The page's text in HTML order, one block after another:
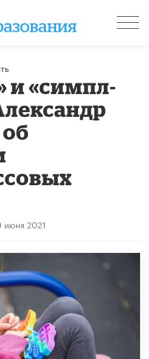
и «симпл-
июня 2021